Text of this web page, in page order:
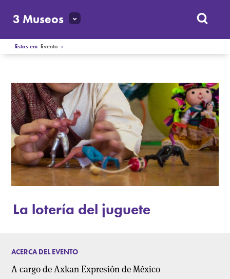
3 Museos
Estas en:Evento ›
La lotería del juguete
ACERCA DEL EVENTO
A cargo de Axkan Expresión de México